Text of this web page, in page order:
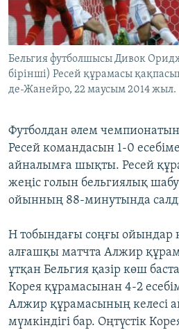
ЖАЗЫЛЫҢЫЗ
Басқа тілдерде
Бельгия футболшысы Дивок
бірінші) Ресей құрамасы
де-Жанейро, 22 маусым 2014 жыл.
Футболдан әлем
Ресей командасын 1-0
айналымға шықты. Ресей
жеңіс голын бельгиялық
ойынның 88-минутында
Н тобындағы соңғы ойындар
алғашқы матчта Алжир
ұтқан Бельгия қазір көш
Корея құрамасынан 4-2
Алжир құрамасының келесі
мүмкіндігі бар. Оңтүстік